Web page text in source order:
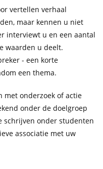
vertellen verhaal
maar kennen u niet
interviewt u en een aantal
waarden u deelt.
- een korte
een thema.
met onderzoek of actie
onder de doelgroep
schrijven onder studenten
associatie met uw